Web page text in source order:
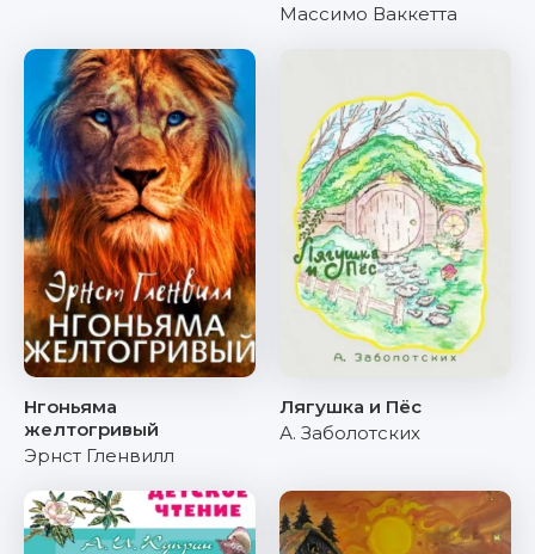
Массимо Ваккетта
Нгоньяма
желтогривый
Эрнст Гленвилл
Лягушка и Пёс
А. Заболотских